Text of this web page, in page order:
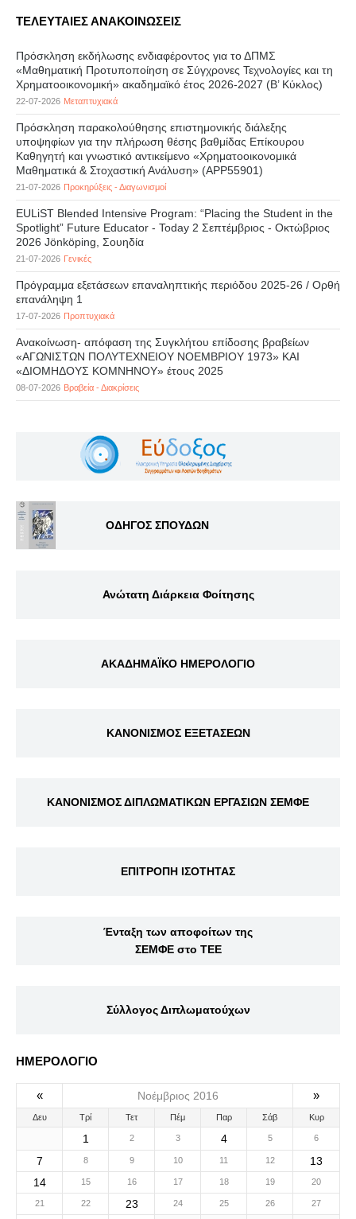
ΤΕΛΕΥΤΑΙΕΣ ΑΝΑΚΟΙΝΩΣΕΙΣ
Πρόσκληση εκδήλωσης ενδιαφέροντος για το ΔΠΜΣ
«Μαθηματική Προτυποποίηση σε Σύγχρονες Τεχνολογίες και τη
Χρηματοοικονομική» ακαδημαϊκό έτος 2026-2027 (B’ Kύκλος)
22-07-2026 Μεταπτυχιακά
Πρόσκληση παρακολούθησης επιστημονικής διάλεξης
υποψηφίων για την πλήρωση θέσης βαθμίδας Επίκουρου
Καθηγητή και γνωστικό αντικείμενο «Χρηματοοικονομικά
Μαθηματικά & Στοχαστική Ανάλυση» (APP55901)
21-07-2026 Προκηρύξεις - Διαγωνισμοί
EULiST Blended Intensive Program: “Placing the Student in the
Spotlight” Future Educator - Today 2 Σεπτέμβριος - Οκτώβριος
2026 Jönköping, Σουηδία
21-07-2026 Γενικές
Πρόγραμμα εξετάσεων επαναληπτικής περιόδου 2025-26 / Ορθή
επανάληψη 1
17-07-2026 Προπτυχιακά
Ανακοίνωση- απόφαση της Συγκλήτου επίδοσης βραβείων
«ΑΓΩΝΙΣΤΩΝ ΠΟΛΥΤΕΧΝΕΙΟΥ ΝΟΕΜΒΡΙΟΥ 1973» ΚΑΙ
«ΔΙΟΜΗΔΟΥΣ ΚΟΜΝΗΝΟΥ» έτους 2025
08-07-2026 Βραβεία - Διακρίσεις
ΟΔΗΓΟΣ ΣΠΟΥΔΩΝ
Ανώτατη Διάρκεια Φοίτησης
ΑΚΑΔΗΜΑΪΚΟ ΗΜΕΡΟΛΟΓΙΟ
ΚΑΝΟΝΙΣΜΟΣ ΕΞΕΤΑΣΕΩΝ
ΚΑΝΟΝΙΣΜΟΣ ΔΙΠΛΩΜΑΤΙΚΩΝ ΕΡΓΑΣΙΩΝ ΣΕΜΦΕ
ΕΠΙΤΡΟΠΗ ΙΣΟΤΗΤΑΣ
Ένταξη των αποφοίτων της
ΣΕΜΦΕ στο ΤΕΕ
Σύλλογος Διπλωματούχων
ΗΜΕΡΟΛΟΓΙΟ
« Νοέμβριος 2016 »
Δευ Τρί Τετ Πέμ Παρ Σάβ Κυρ
1 2 3 4 5 6
7 8 9 10 11 12
13
14
15 16 17 18 19 20
21 22 23 24 25 26 27